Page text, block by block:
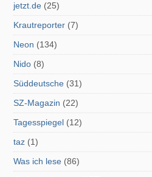
jetzt.de (25)
Krautreporter (7)
Neon (134)
Nido (8)
Süddeutsche (31)
SZ-Magazin (22)
Tagesspiegel (12)
taz (1)
Was ich lese (86)